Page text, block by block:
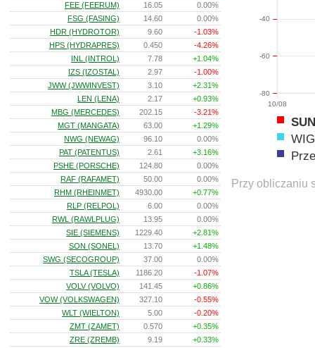
10/08
-80
-60
-40
WIG
Przy obliczaniu
FEE (FEERUM)
16.05
0.00%
FSG (FASING)
14.60
0.00%
HDR (HYDROTOR)
9.60
-1.03%
HPS (HYDRAPRES)
0.450
-4.26%
INL (INTROL)
7.78
+1.04%
IZS (IZOSTAL)
2.97
-1.00%
JWW (JWWINVEST)
3.10
+2.31%
LEN (LENA)
2.17
+0.93%
MBG (MERCEDES)
202.15
-3.21%
MGT (MANGATA)
63.00
+1.29%
NWG (NEWAG)
96.10
0.00%
PAT (PATENTUS)
2.61
+3.16%
PSHE (PORSCHE)
124.80
0.00%
RAF (RAFAMET)
50.00
0.00%
RHM (RHEINMET)
4930.00
+0.77%
RLP (RELPOL)
6.00
0.00%
RWL (RAWLPLUG)
13.95
0.00%
SIE (SIEMENS)
1229.40
+2.81%
SON (SONEL)
13.70
+1.48%
SWG (SECOGROUP)
37.00
0.00%
TSLA (TESLA)
1186.20
-1.07%
VOLV (VOLVO)
141.45
+0.86%
VOW (VOLKSWAGEN)
327.10
-0.55%
WLT (WIELTON)
5.00
-0.20%
ZMT (ZAMET)
0.570
+0.35%
ZRE (ZREMB)
9.19
+0.33%